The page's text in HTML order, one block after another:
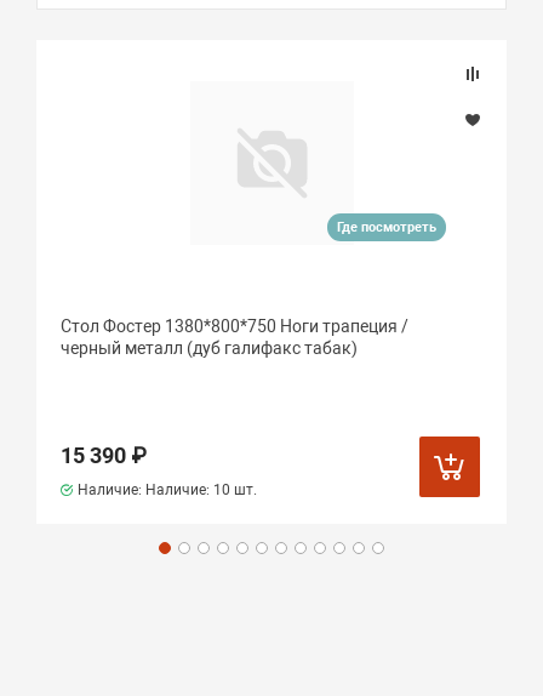
Где посмотреть
Стол Фостер 1380*800*750 Ноги трапеция /
черный металл (дуб галифакс табак)
15 390 ₽
Наличие: Наличие: 10 шт.